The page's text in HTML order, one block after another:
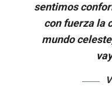
sentimos
con fuerza la
mundo